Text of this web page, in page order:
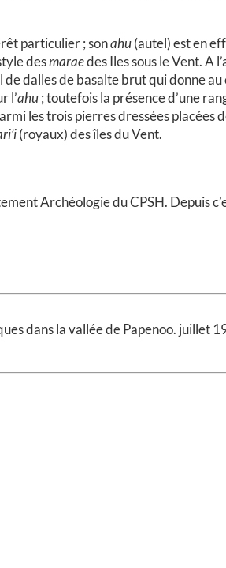
particulier ; sonahu(autel) est en
desmaraedes Iles sous le Vent. A
dalles de basalte brut qui donne au
l’ahu; toutefois la présence d’une
les trois pierres dressées placées
(royaux) des îles du Vent.
Archéologie du CPSH. Depuis
dans la vallée de Papenoo. juillet